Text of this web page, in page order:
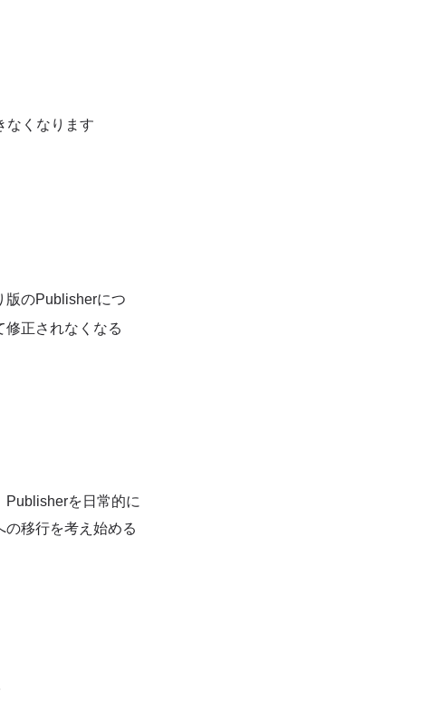
なくなります
版のPublisherにつ
正されなくなる
Publisherを日常的に
移行を考え始める